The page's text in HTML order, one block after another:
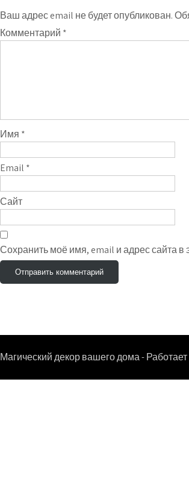
Ваш адрес email не будет опубликован.
Комментарий *
Имя *
Email *
Сайт
Сохранить моё имя, email и адрес сайта
Магический декор вашего дома - Работает